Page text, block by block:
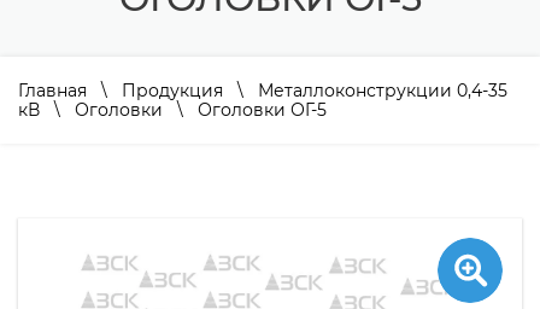
Главная \ Продукция \ Металлоконструкции 0,4-35
кВ \ Оголовки \ Оголовки ОГ-5